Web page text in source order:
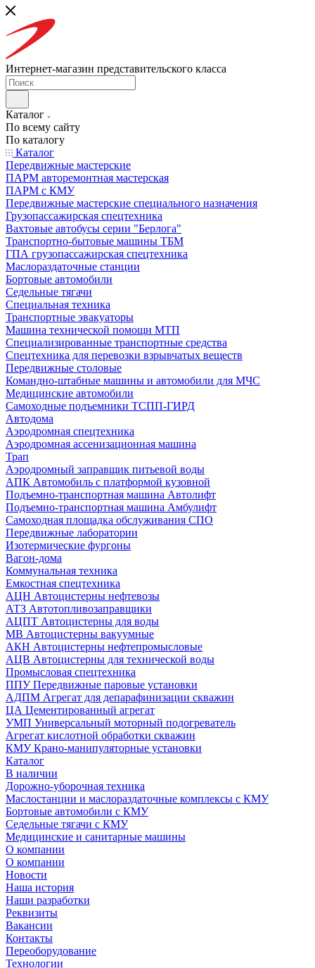
Интернет-магазин представительского класса
Каталог
По всему сайту
По каталогу
Каталог
Передвижные мастерские
ПАРМ авторемонтная мастерская
ПАРМ с КМУ
Передвижные мастерские специального назначения
Грузопассажирская спецтехника
Вахтовые автобусы серии "Берлога"
Транспортно-бытовые машины ТБМ
ГПА грузопассажирская спецтехника
Маслораздаточные станции
Бортовые автомобили
Седельные тягачи
Специальная техника
Транспортные эвакуаторы
Машина технической помощи МТП
Специализированные транспортные средства
Спецтехника для перевозки взрывчатых веществ
Передвижные столовые
Командно-штабные машины и автомобили для МЧС
Медицинские автомобили
Самоходные подъемники ТСПП-ГИРД
Автодома
Аэродромная спецтехника
Аэродромная ассенизационная машина
Трап
Аэродромный заправщик питьевой воды
АПК Автомобиль с платформой кузовной
Подъемно-транспортная машина Автолифт
Подъемно-транспортная машина Амбулифт
Самоходная площадка обслуживания СПО
Передвижные лаборатории
Изотермические фургоны
Вагон-дома
Коммунальная техника
Емкостная спецтехника
АЦН Автоцистерны нефтевозы
АТЗ Автотопливозаправщики
АЦПТ Автоцистерны для воды
МВ Автоцистерны вакуумные
АКН Автоцистерны нефтепромысловые
АЦВ Автоцистерны для технической воды
Промысловая спецтехника
ППУ Передвижные паровые установки
АДПМ Агрегат для депарафинизации скважин
ЦА Цементированный агрегат
УМП Универсальный моторный подогреватель
Агрегат кислотной обработки скважин
КМУ Крано-манипуляторные установки
Каталог
В наличии
Дорожно-уборочная техника
Маслостанции и маслораздаточные комплексы с КМУ
Бортовые автомобили с КМУ
Седельные тягачи с КМУ
Медицинские и санитарные машины
О компании
О компании
Новости
Наша история
Наши разработки
Реквизиты
Вакансии
Контакты
Переоборудование
Технологии